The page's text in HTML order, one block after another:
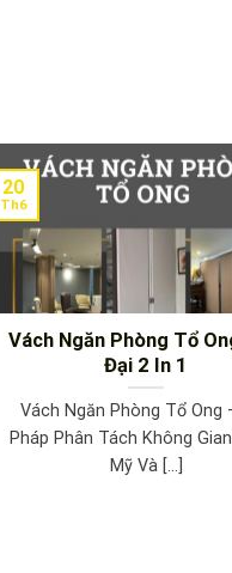
Vách Ngăn Phòng Tổ
Đại 2 In 1
Vách Ngăn Phòng Tổ Ong
Pháp Phân Tách Không
Mỹ Và [...]
20
Th6